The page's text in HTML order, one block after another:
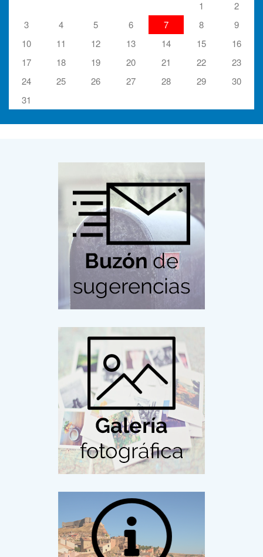
1
2
3
4 5 6 7 8
9
10
11 12 13 14 15
16
17
18 19 20 21 22
23
24
25 26 27 28 29
30
31